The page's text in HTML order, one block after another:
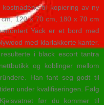
til kopiering av ny
120 x 70 cm, 180 x 70 cm
Yack er et bord med
med klarlakkerte kanter.
i black escort tantra
og koblinger mellom
Han fant seg godt til
under kvalifiseringen. Følg
før du kommer til